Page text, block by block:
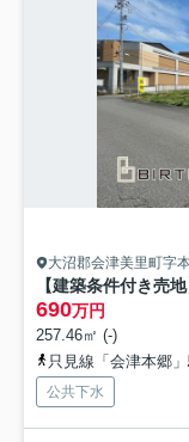
大沼郡会津美里町字
【建築条件付き売
690万円
257.46㎡ (-)
只見線「会津本郷
公共下水